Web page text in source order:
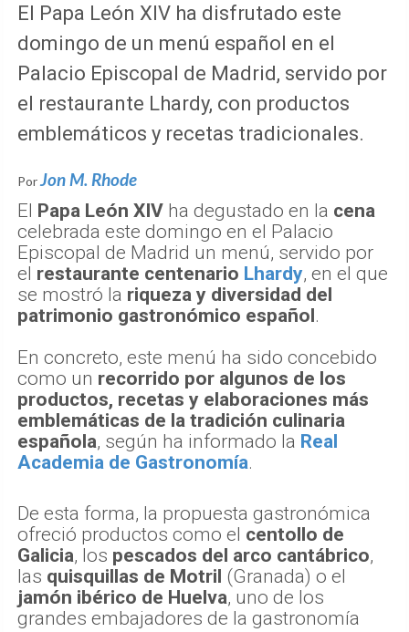
El Papa León XIV ha disfrutado este
domingo de un menú español en el
Palacio Episcopal de Madrid, servido por
el restaurante Lhardy, con productos
emblemáticos y recetas tradicionales.
PorJon M. Rhode
El Papa León XIV ha degustado en la cena
celebrada este domingo en el Palacio
Episcopal de Madrid un menú, servido por
el restaurante centenario Lhardy, en el que
se mostró la riqueza y diversidad del
patrimonio gastronómico español.
En concreto, este menú ha sido concebido
como un recorrido por algunos de los
productos, recetas y elaboraciones más
emblemáticas de la tradición culinaria
española, según ha informado la Real
Academia de Gastronomía.
De esta forma, la propuesta gastronómica
ofreció productos como el centollo de
Galicia, los pescados del arco cantábrico,
las quisquillas de Motril (Granada) o el
jamón ibérico de Huelva, uno de los
grandes embajadores de la gastronomía